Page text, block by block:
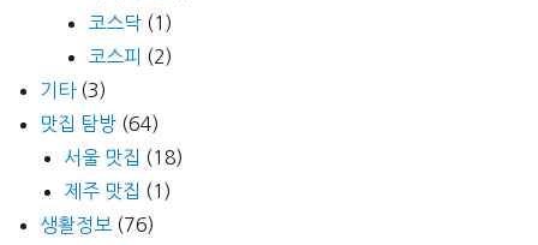
코스닥 (1)
코스피 (2)
기타(3)
맛집 탐방 (64)
서울 맛집 (18)
제주 맛집 (1)
생활정보 (76)